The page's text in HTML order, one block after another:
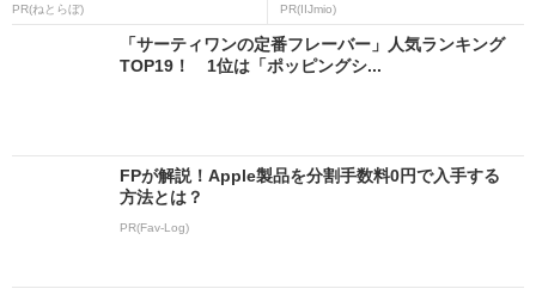
PR(ねとらぼ) PR(IIJmio)
「サーティワンの定番フレーバー」人気ランキング
TOP19！ 1位は「ポッピングシ...
FPが解説！Apple製品を分割手数料0円で入手する
方法とは？
PR(Fav-Log)